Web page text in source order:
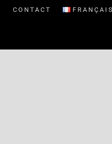
CONTACT FRANÇAIS